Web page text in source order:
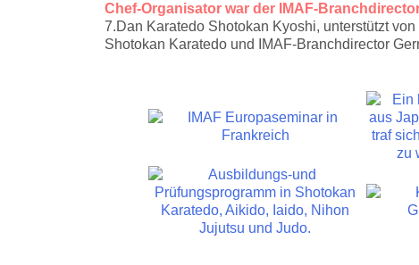
Chef-Organisator war der IMAF-
7.Dan Karatedo Shotokan Kyoshi, unterstützt
Shotokan Karatedo und IMAF-Branchdirector